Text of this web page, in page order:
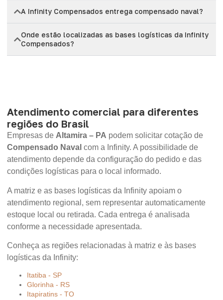
A Infinity Compensados entrega compensado naval?
Onde estão localizadas as bases logísticas da Infinity
Compensados?
Atendimento comercial para diferentes
regiões do Brasil
Empresas de Altamira – PA podem solicitar cotação de
Compensado Naval com a Infinity. A possibilidade de
atendimento depende da configuração do pedido e das
condições logísticas para o local informado.
A matriz e as bases logísticas da Infinity apoiam o
atendimento regional, sem representar automaticamente
estoque local ou retirada. Cada entrega é analisada
conforme a necessidade apresentada.
Conheça as regiões relacionadas à matriz e às bases
logísticas da Infinity:
Itatiba - SP
Glorinha - RS
Itapiratins - TO